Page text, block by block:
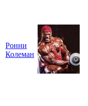
Ронни
Колеман